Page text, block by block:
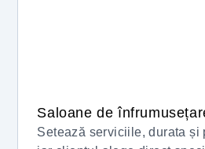
Saloane de
Setează serviciile, durata și